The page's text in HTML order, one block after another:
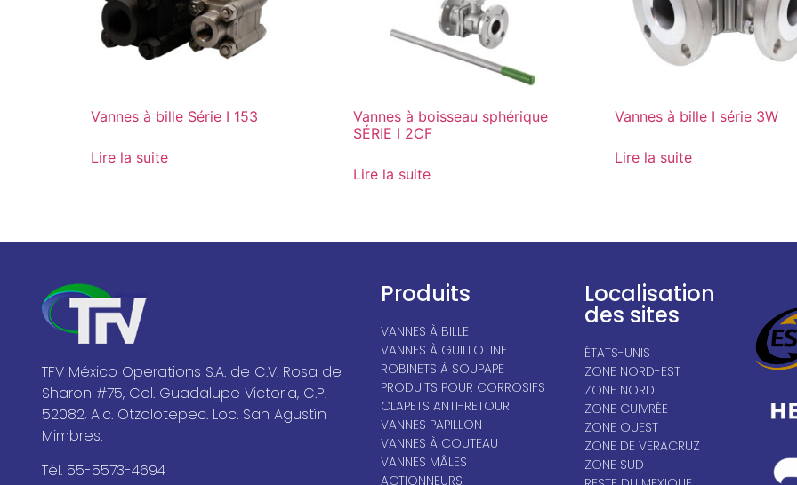
Vannes à bille Série I 153
Lire la suite
Vannes à boisseau sphérique
SÉRIE I 2CF
Lire la suite
Vannes à bille I série 3W
Lire la suite
TFV México Operations S.A. de C.V. Rosa de
Sharon #75, Col. Guadalupe Victoria, C.P.
52082, Alc. Otzolotepec. Loc. San Agustín
Mimbres.
Tél. 55-5573-4694
Produits
VANNES À BILLE
VANNES À GUILLOTINE
ROBINETS À SOUPAPE
PRODUITS POUR CORROSIFS
CLAPETS ANTI-RETOUR
VANNES PAPILLON
VANNES À COUTEAU
VANNES MÂLES
ACTIONNEURS
Localisation
des sites
ÉTATS-UNIS
ZONE NORD-EST
ZONE NORD
ZONE CUIVRÉE
ZONE OUEST
ZONE DE VERACRUZ
ZONE SUD